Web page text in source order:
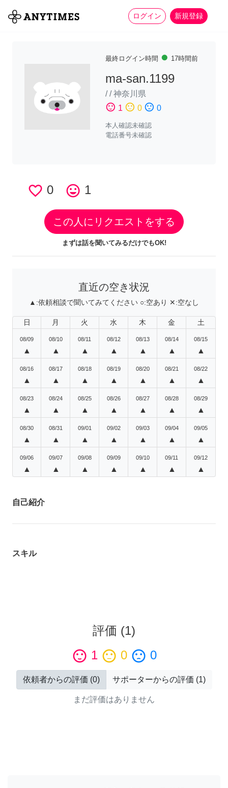
ログイン 新規登録
全て 家事 more_horiz
最終ログイン時間 fiber_manual_record 17時間前
ma-san.1199
//神奈川県
sentiment_satisfied 1 sentiment_neutral 0 sentiment_dissatisfied 0
本人確認未確認
電話番号未確認
favorite_border 0 tag_faces 1
この人にリクエストをする
まずは話を聞いてみるだけでもOK!
直近の空き状況
▲:依頼相談で聞いてみてください ○:空あり ✕:空なし
日 月 火 水 木 金 土
08/09
▲
08/10
▲
08/11
▲
08/12
▲
08/13
▲
08/14
▲
08/15
▲
08/16
▲
08/17
▲
08/18
▲
08/19
▲
08/20
▲
08/21
▲
08/22
▲
08/23
▲
08/24
▲
08/25
▲
08/26
▲
08/27
▲
08/28
▲
08/29
▲
08/30
▲
08/31
▲
09/01
▲
09/02
▲
09/03
▲
09/04
▲
09/05
▲
09/06
▲
09/07
▲
09/08
▲
09/09
▲
09/10
▲
09/11
▲
09/12
▲
自己紹介
スキル
評価 (1)
sentiment_satisfied 1 sentiment_neutral 0 sentiment_dissatisfied 0
依頼者からの評価 (0) サポーターからの評価 (1)
まだ評価はありません